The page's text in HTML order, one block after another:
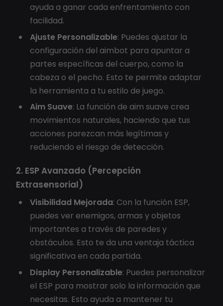
ayuda a ganar cada enfrentamiento con
facilidad.
Ajuste Personalizable: Puedes ajustar la
configuración del aimbot para apuntar a
partes específicas del cuerpo, como la
cabeza o el pecho. Esto te permite adaptar
la herramienta a tu estilo de juego.
Aim Suave: La función de aim suave crea
movimientos naturales, haciendo que tus
acciones parezcan más legítimas y
reduciendo el riesgo de detección.
2. ESP Avanzado (Percepción
Extrasensorial)
Visibilidad Mejorada: Con la función ESP,
puedes ver enemigos, armas y objetos
importantes a través de paredes y
obstáculos. Esto te da una ventaja táctica
significativa en cada partida.
Display Personalizable: Puedes personalizar
el ESP para mostrar solo la información que
necesitas. Esto ayuda a mantener tu